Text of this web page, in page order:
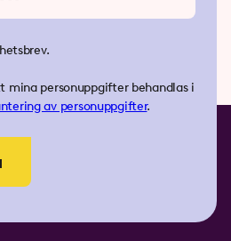
mina personuppgifter behandlas i
av personuppgifter.